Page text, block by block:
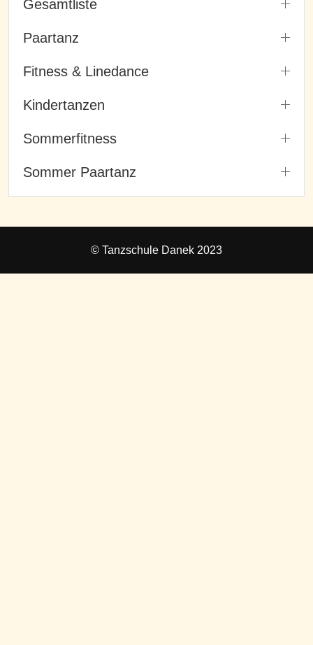
Gesamtliste
Paartanz
Fitness & Linedance
Kindertanzen
Sommerfitness
Sommer Paartanz
© Tanzschule Danek 2023